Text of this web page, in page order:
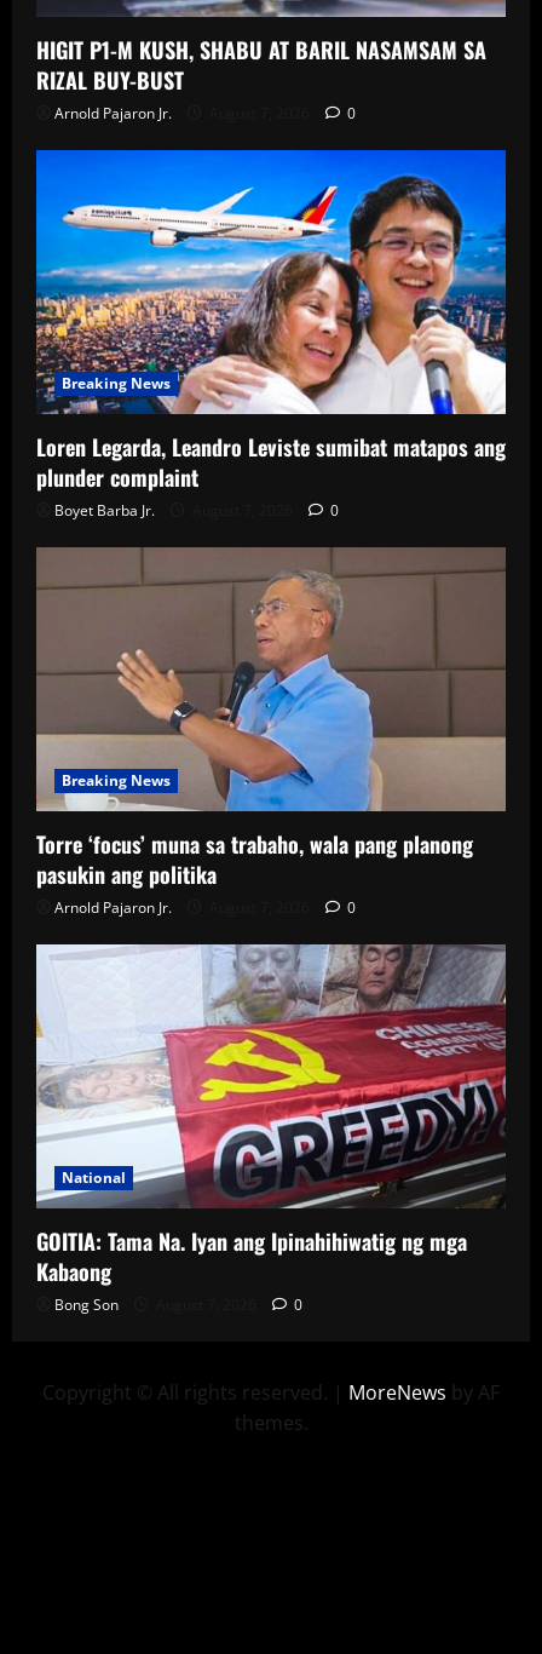
HIGIT P1-M KUSH, SHABU AT BARIL NASAMSAM SA
RIZAL BUY-BUST
Arnold Pajaron Jr. 0
Breaking News
Loren Legarda, Leandro Leviste sumibat matapos ang
plunder complaint
Boyet Barba Jr. 0
Breaking News
Torre ‘focus’ muna sa trabaho, wala pang planong
pasukin ang politika
Arnold Pajaron Jr. 0
National
GOITIA: Tama Na. Iyan ang Ipinahihiwatig ng mga
Kabaong
Bong Son 0
Copyright © All rights reserved. | MoreNews by AF
themes.